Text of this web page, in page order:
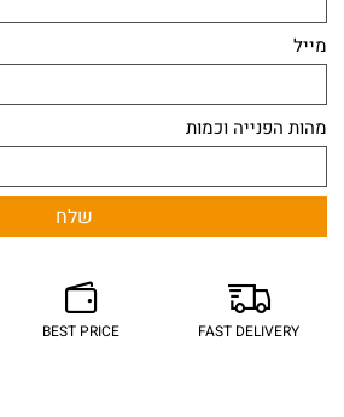
מייל
מהות הפנייה וכמות
FAST DELIVERY
BEST PRICE